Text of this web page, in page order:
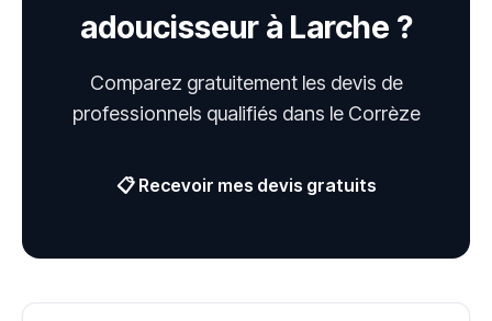
adoucisseur à Larche ?
Comparez gratuitement les devis de
professionnels qualifiés dans le Corrèze
📋 Recevoir mes devis gratuits